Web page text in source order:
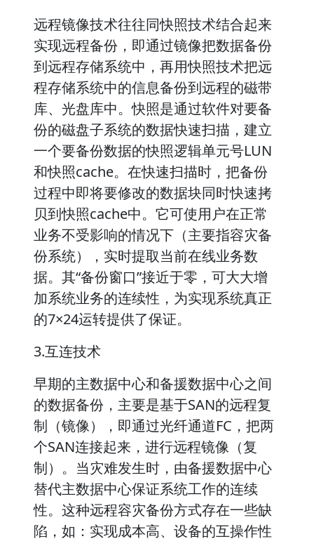
远程镜像技术往往同快照技术结合起来
实现远程备份，即通过镜像把数据备份
到远程存储系统中，再用快照技术把远
程存储系统中的信息备份到远程的磁带
库、光盘库中。快照是通过软件对要备
份的磁盘子系统的数据快速扫描，建立
一个要备份数据的快照逻辑单元号LUN
和快照cache。在快速扫描时，把备份
过程中即将要修改的数据块同时快速拷
贝到快照cache中。它可使用户在正常
业务不受影响的情况下（主要指容灾备
份系统），实时提取当前在线业务数
据。其“备份窗口”接近于零，可大大增
加系统业务的连续性，为实现系统真正
的7×24运转提供了保证。
3.互连技术
早期的主数据中心和备援数据中心之间
的数据备份，主要是基于SAN的远程复
制（镜像），即通过光纤通道FC，把两
个SAN连接起来，进行远程镜像（复
制）。当灾难发生时，由备援数据中心
替代主数据中心保证系统工作的连续
性。这种远程容灾备份方式存在一些缺
陷，如：实现成本高、设备的互操作性